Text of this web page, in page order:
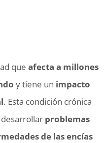
que afecta a millones
y tiene un impacto
. Esta condición crónica
problemas
de las encías